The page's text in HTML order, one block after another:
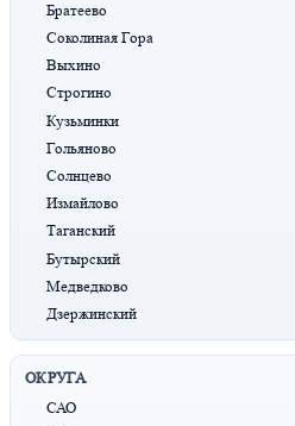
Братеево
Соколиная Гора
Выхино
Строгино
Кузьминки
Гольяново
Солнцево
Измайлово
Таганский
Бутырский
Медведково
Дзержинский
ОКРУГА
САО